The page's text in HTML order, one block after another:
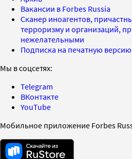
Вакансии в Forbes Russia
Сканер иноагентов,
терроризму и организаций,
нежелательными
Подписка на печатную
Мы в соцсетях:
Telegram
ВКонтакте
YouTube
Мобильное приложение Forbes